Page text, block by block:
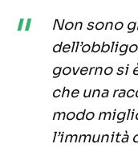
Non sono
governo si
che una
modo
l’immunità